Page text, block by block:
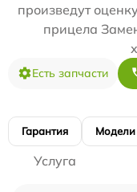
произведут
прицела
Есть запчасти
Гарантия Модели
Услуга